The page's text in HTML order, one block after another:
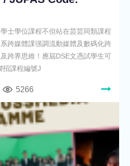
士學位課程不但站在芸芸同類課程
跨媒體課强調流動媒體及數碼化跨
跨界思維！應屆DSE文憑試學生可
招課程編號J
5266